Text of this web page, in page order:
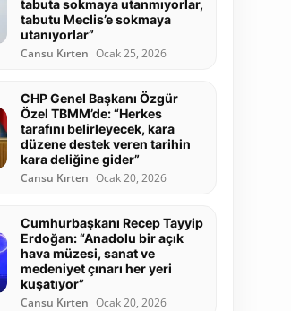
tabuta sokmaya utanmıyorlar,
tabutu Meclis’e sokmaya
utanıyorlar”
Cansu Kırten Ocak 25, 2026
CHP Genel Başkanı Özgür
Özel TBMM’de: “Herkes
tarafını belirleyecek, kara
düzene destek veren tarihin
kara deliğine gider”
Cansu Kırten Ocak 20, 2026
Cumhurbaşkanı Recep Tayyip
Erdoğan: “Anadolu bir açık
hava müzesi, sanat ve
medeniyet çınarı her yeri
kuşatıyor”
Cansu Kırten Ocak 20, 2026